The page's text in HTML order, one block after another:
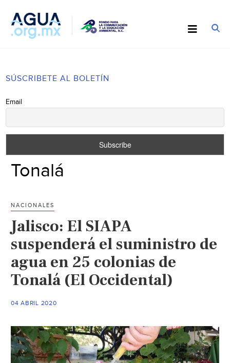
SÚSCRIBETE AL BOLETÍN
Email
Tonalá
NACIONALES
Jalisco: El SIAPA
suspenderá el suministro de
agua en 25 colonias de
Tonalá (El Occidental)
04 ABRIL 2020